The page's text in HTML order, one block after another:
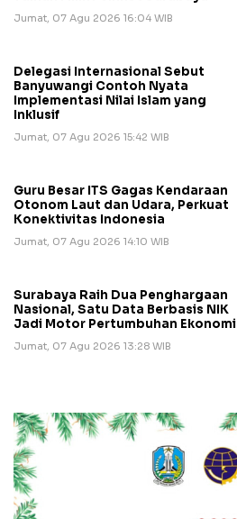
Jumat, 07 Agu 2026 16:04 WIB
Delegasi Internasional Sebut
Banyuwangi Contoh Nyata
Implementasi Nilai Islam yang
Inklusif
Jumat, 07 Agu 2026 15:42 WIB
Guru Besar ITS Gagas Kendaraan
Otonom Laut dan Udara, Perkuat
Konektivitas Indonesia
Jumat, 07 Agu 2026 14:10 WIB
Surabaya Raih Dua Penghargaan
Nasional, Satu Data Berbasis NIK
Jadi Motor Pertumbuhan Ekonomi
Jumat, 07 Agu 2026 13:28 WIB